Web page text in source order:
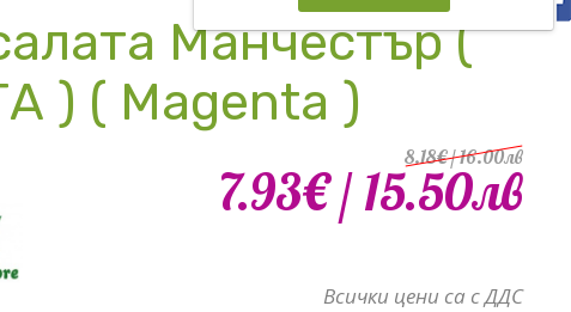
Манчестър (
) ( Magenta )
8.18€/ 16.00лв
7.93€/ 15.50лв
Всички цени са с ДДС